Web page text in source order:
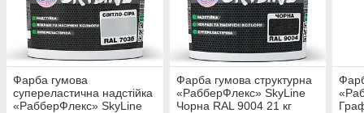
Фарба гумова
супереластична надстійка
«РабберФлекс» SkyLine
Фарба гумова структурна
«РабберФлекс» SkyLine
Чорна RAL 9004 21 кг